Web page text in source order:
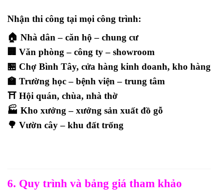
Nhận thi công tại mọi công trình:
🏠 Nhà dân – căn hộ – chung cư
🏢 Văn phòng – công ty – showroom
🏪 Chợ Bình Tây, cửa hàng kinh doanh, kho hàng
🏫 Trường học – bệnh viện – trung tâm
⛩️ Hội quán, chùa, nhà thờ
🏭 Kho xưởng – xưởng sản xuất đồ gỗ
🌳 Vườn cây – khu đất trống
6. Quy trình và bảng giá tham khảo